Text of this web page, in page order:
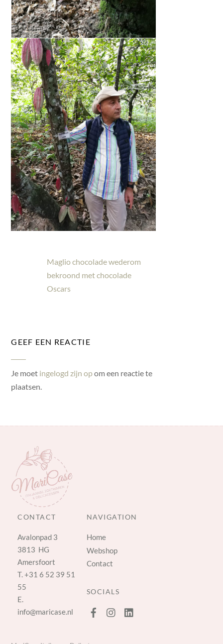
Maglio chocolade wederom
bekroond met chocolade
Oscars
GEEF EEN REACTIE
Je moet ingelogd zijn opom een reactie te
plaatsen.
CONTACT
Avalonpad 3
3813 HG
Amersfoort
T.+31 6 52 39 51
55
E.
info@maricase.nl
NAVIGATION
Home
Webshop
Contact
SOCIALS